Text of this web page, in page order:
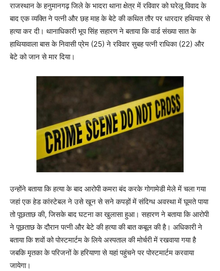
राजस्थान के हनुमानगढ़ जिले के भादरा थाना क्षेत्र में रविवार को घरेलू विवाद के
बाद एक व्यक्ति ने पत्नी और छह माह के बेटे की कथित तौर पर धारदार हथियार से
हत्या कर दी। थानाधिकारी भूप सिंह सहारण ने बताया कि वार्ड संख्या सात के
हाथियावाला बास के निवासी प्रेम (25) ने रविवार सुबह पत्नी राधिका (22) और
बेटे को जान से मार दिया।
उन्होंने बताया कि हत्या के बाद आरोपी कमरा बंद करके गोगामेडी मेले में चला गया
जहां एक हेड कांस्टेबल ने उसे खून से सने कपड़ों में संदिग्ध अवस्था में घूमते पाया
तो पूछताछ की, जिसके बाद घटना का खुलासा हुआ। सहारण ने बताया कि आरोपी
ने पूछताछ के दौरान पत्नी और बेटे की हत्या की बात कबूल की है। अधिकारी ने
बताया कि शवों को पोस्टमार्टम के लिये अस्पताल की मोर्चरी में रखवाया गया है
जबकि मृतका के परिजनों के हरियाणा से यहां पहुंचने पर पोस्टमार्टम करवाया
जायेगा।